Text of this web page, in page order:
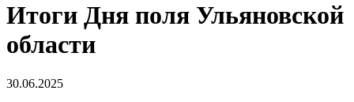
Итоги Дня поля Ульяновской
области
30.06.2025